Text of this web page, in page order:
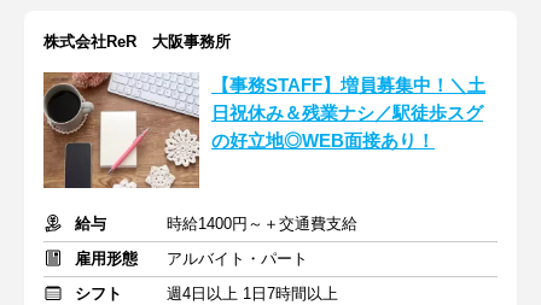
株式会社ReR 大阪事務所
【事務STAFF】増員募集中！＼土
日祝休み＆残業ナシ／駅徒歩スグ
の好立地◎WEB面接あり！
給与
時給1400円～＋交通費支給
雇用形態
アルバイト・パート
シフト
週4日以上 1日7時間以上